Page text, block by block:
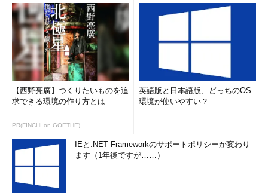
【西野亮廣】つくりたいものを追
求できる環境の作り方とは
PR(FINCHI on GOETHE)
英語版と日本語版、どっちのOS
環境が使いやすい？
IEと.NET Frameworkのサポートポリシーが変わり
ます（1年後ですが……）